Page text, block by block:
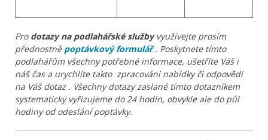
Pro dotazy na podlahářské službyvyužívejte prosím
přednostně poptávkový formulář. Poskytnete tímto
podlahářům všechny potřebné informace, ušetříte Váš i
náš čas a urychlíte takto zpracování nabídky či odpovědi
na Váš dotaz . Všechny dotazy zaslané tímto dotazníkem
systematicky vyřizujeme do 24 hodin, obvykle ale do půl
hodiny od odeslání poptávky.